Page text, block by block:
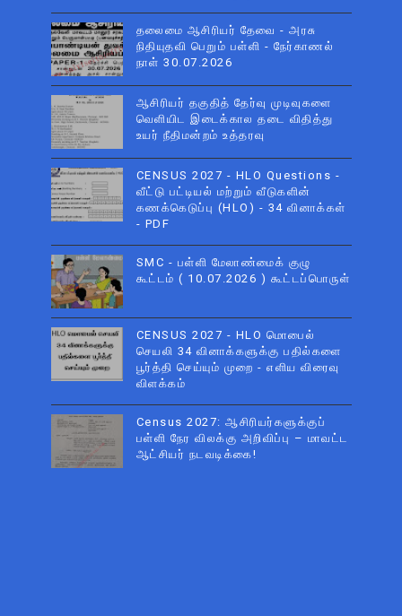
தலைமை ஆசிரியர் தேவை - அரசு
நிதியுதவி பெறும் பள்ளி - நேர்காணல்
நாள் 30.07.2026
ஆசிரியர் தகுதித் தேர்வு முடிவுகளை
வெளியிட இடைக்கால தடை விதித்து
உயர் நீதிமன்றம் உத்தரவு
CENSUS 2027 - HLO Questions -
வீட்டு பட்டியல் மற்றும் வீடுகளின்
கணக்கெடுப்பு (HLO) - 34 வினாக்கள்
- PDF
SMC - பள்ளி மேலாண்மைக் குழு
கூட்டம் ( 10.07.2026 ) கூட்டப்பொருள்
CENSUS 2027 - HLO மொபைல்
செயலி 34 வினாக்களுக்கு பதில்களை
பூர்த்தி செய்யும் முறை - எளிய விரைவு
விளக்கம்
Census 2027: ஆசிரியர்களுக்குப்
பள்ளி நேர விலக்கு அறிவிப்பு – மாவட்ட
ஆட்சியர் நடவடிக்கை!